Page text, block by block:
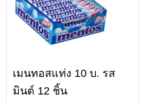
เมนทอสแท่ง 10 บ. รส
มินต์ 12 ชิ้น